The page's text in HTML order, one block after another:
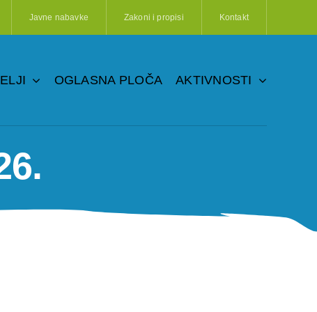
Javne nabavke Zakoni i propisi Kontakt
OGLASNA PLOČA AKTIVNOSTI